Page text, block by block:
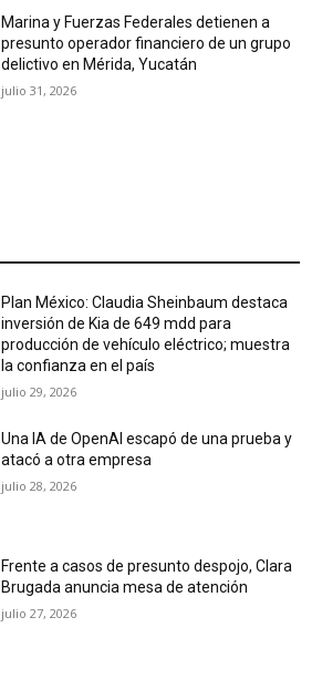
Marina y Fuerzas Federales detienen a
presunto operador financiero de un grupo
delictivo en Mérida, Yucatán
julio 31, 2026
Plan México: Claudia Sheinbaum destaca
inversión de Kia de 649 mdd para
producción de vehículo eléctrico; muestra
la confianza en el país
julio 29, 2026
Una IA de OpenAI escapó de una prueba y
atacó a otra empresa
julio 28, 2026
Frente a casos de presunto despojo, Clara
Brugada anuncia mesa de atención
julio 27, 2026